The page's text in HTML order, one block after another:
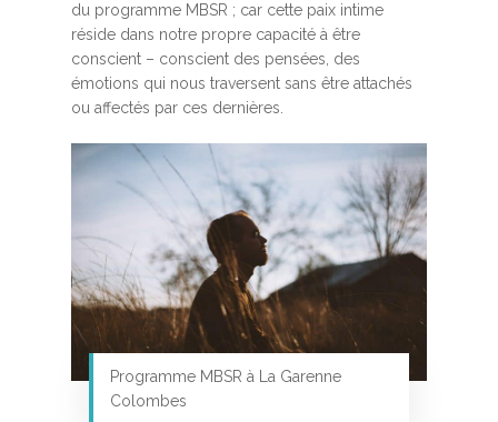
du programme MBSR ; car cette paix intime
réside dans notre propre capacité à être
conscient – conscient des pensées, des
émotions qui nous traversent sans être attachés
ou affectés par ces dernières.
Programme MBSR à La Garenne
Colombes